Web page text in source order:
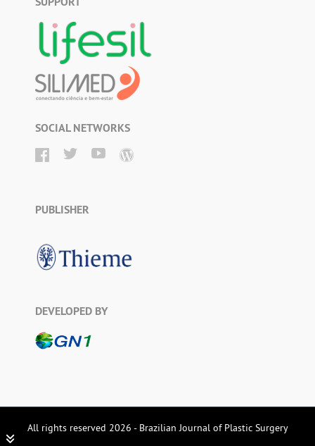
SOCIAL NETWORKS
PUBLISHER
DEVELOPED BY
All rights reserved 2026 - Brazilian Journal of Plastic Surgery